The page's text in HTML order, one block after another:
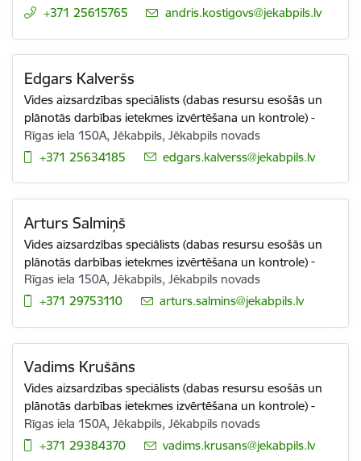
+371 25615765
E-pasts:
andris.kostigovs@jekabpils.lv
Edgars Kalveršs
Vides aizsardzības speciālists (dabas resursu esošās un
plānotās darbības ietekmes izvērtēšana un kontrole) -
Rīgas iela 150A, Jēkabpils, Jēkabpils novads
+371 25634185
E-pasts:
edgars.kalverss@jekabpils.lv
Arturs Salmiņš
Vides aizsardzības speciālists (dabas resursu esošās un
plānotās darbības ietekmes izvērtēšana un kontrole) -
Rīgas iela 150A, Jēkabpils, Jēkabpils novads
+371 29753110
E-pasts:
arturs.salmins@jekabpils.lv
Vadims Krušāns
Vides aizsardzības speciālists (dabas resursu esošās un
plānotās darbības ietekmes izvērtēšana un kontrole) -
Rīgas iela 150A, Jēkabpils, Jēkabpils novads
+371 29384370
E-pasts:
vadims.krusans@jekabpils.lv